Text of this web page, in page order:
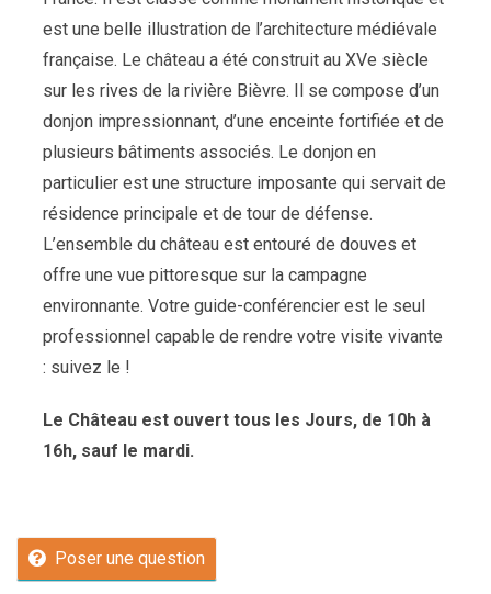
est une belle illustration de l’architecture médiévale
française. Le château a été construit au XVe siècle
sur les rives de la rivière Bièvre. Il se compose d’un
donjon impressionnant, d’une enceinte fortifiée et de
plusieurs bâtiments associés. Le donjon en
particulier est une structure imposante qui servait de
résidence principale et de tour de défense.
L’ensemble du château est entouré de douves et
offre une vue pittoresque sur la campagne
environnante. Votre guide-conférencier est le seul
professionnel capable de rendre votre visite vivante
: suivez le !
Le Château est ouvert tous les Jours, de 10h à
16h, sauf le mardi.
Poser une question